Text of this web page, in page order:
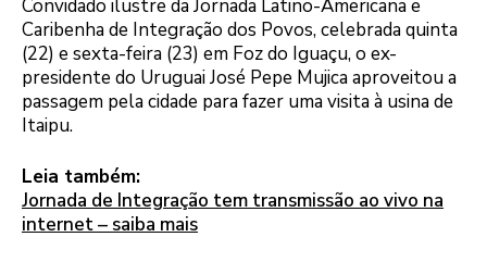
Convidado ilustre da Jornada Latino-Americana e
Caribenha de Integração dos Povos, celebrada quinta
(22) e sexta-feira (23) em Foz do Iguaçu, o ex-
presidente do Uruguai José Pepe Mujica aproveitou a
passagem pela cidade para fazer uma visita à usina de
Itaipu.
Leia também:
Jornada de Integração tem transmissão ao vivo na
internet – saiba mais